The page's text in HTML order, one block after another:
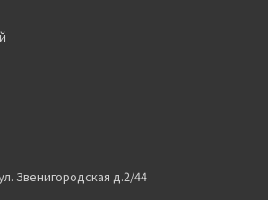
Звенигородская д.2/44